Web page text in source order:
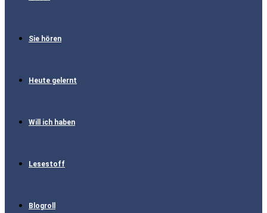
Sie hören
Heute gelernt
Will ich haben
Lesestoff
Blogroll